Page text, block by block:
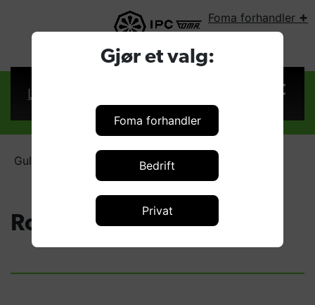
Gjør et valg:
Foma forhandler
Bedrift
Privat
Foma forhandler +
VELG LAND:
Logg inn
Gulvvaskemaskiner Roller maskiner
Roller maskiner